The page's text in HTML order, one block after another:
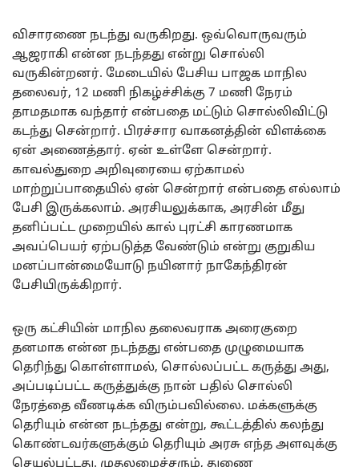
விசாரணை நடந்து வருகிறது. ஒவ்வொருவரும்
ஆஜராகி என்ன நடந்தது என்று சொல்லி
வருகின்றனர். மேடையில் பேசிய பாஜக மாநில
தலைவர், 12 மணி நிகழ்ச்சிக்கு 7 மணி நேரம்
தாமதமாக வந்தார் என்பதை மட்டும் சொல்லிவிட்டு
கடந்து சென்றார். பிரச்சார வாகனத்தின் விளக்கை
ஏன் அணைத்தார். ஏன் உள்ளே சென்றார்.
காவல்துறை அறிவுரையை ஏற்காமல்
மாற்றுப்பாதையில் ஏன் சென்றார் என்பதை எல்லாம்
பேசி இருக்கலாம். அரசியலுக்காக, அரசின் மீது
தனிப்பட்ட முறையில் கால் புரட்சி காரணமாக
அவப்பெயர் ஏற்படுத்த வேண்டும் என்று குறுகிய
மனப்பான்மையோடு நயினார் நாகேந்திரன்
பேசியிருக்கிறார்.
ஒரு கட்சியின் மாநில தலைவராக அரைகுறை
தனமாக என்ன நடந்தது என்பதை முழுமையாக
தெரிந்து கொள்ளாமல், சொல்லப்பட்ட கருத்து அது,
அப்படிப்பட்ட கருத்துக்கு நான் பதில் சொல்லி
நேரத்தை வீணடிக்க விரும்பவில்லை. மக்களுக்கு
தெரியும் என்ன நடந்தது என்று, கூட்டத்தில் கலந்து
கொண்டவர்களுக்கும் தெரியும் அரசு எந்த அளவுக்கு
செயல்பட்டது. முதலமைச்சரும், துணை